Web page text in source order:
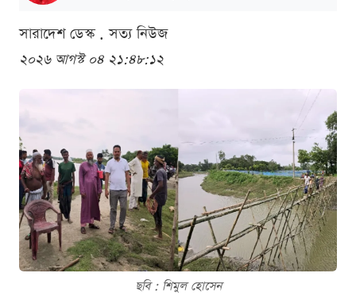
সারাদেশ ডেস্ক . সত্য নিউজ
২০২৬ আগস্ট ০৪ ২১:৪৮:১২
ছবি : শিমুল হোসেন